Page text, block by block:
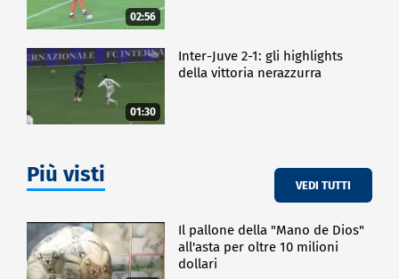
02:56
01:30
Inter-Juve 2-1: gli highlights
della vittoria nerazzurra
Più visti VEDI TUTTI
Il pallone della "Mano de Dios"
all'asta per oltre 10 milioni
dollari